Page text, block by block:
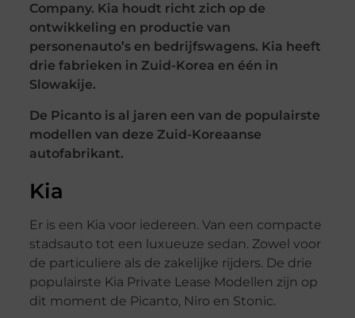
Company. Kia houdt richt zich op de
ontwikkeling en productie van
personenauto’s en bedrijfswagens. Kia heeft
drie fabrieken in Zuid-Korea en één in
Slowakije.
De Picanto is al jaren een van de populairste
modellen van deze Zuid-Koreaanse
autofabrikant.
Kia
Er is een Kia voor iedereen. Van een compacte
stadsauto tot een luxueuze sedan. Zowel voor
de particuliere als de zakelijke rijders. De drie
populairste Kia Private Lease Modellen zijn op
dit moment de Picanto, Niro en Stonic.